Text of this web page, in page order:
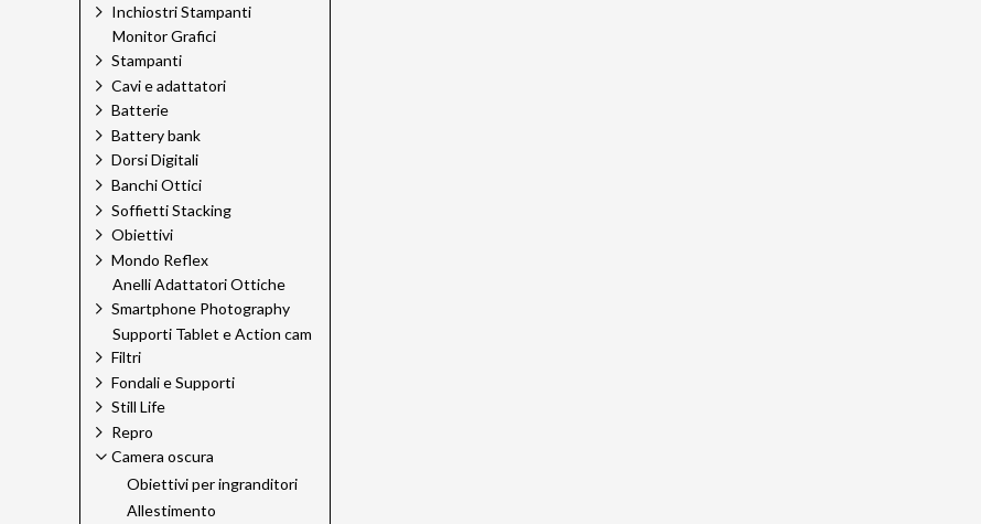
Inchiostri Stampanti
Monitor Grafici
Stampanti
Cavi e adattatori
Batterie
Battery bank
Dorsi Digitali
Banchi Ottici
Soffietti Stacking
Obiettivi
Mondo Reflex
Anelli Adattatori Ottiche
Smartphone Photography
Supporti Tablet e Action cam
Filtri
Fondali e Supporti
Still Life
Repro
Camera oscura
Obiettivi per ingranditori
Allestimento